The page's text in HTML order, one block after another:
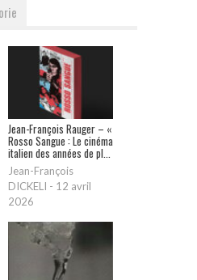
Jean-François Rauger – «
Rosso Sangue : Le cinéma
italien des années de pl...
Jean-François
DICKELI - 12 avril
2026